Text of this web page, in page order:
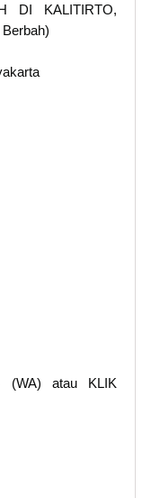
DI KALITIRTO,
atau KLIK